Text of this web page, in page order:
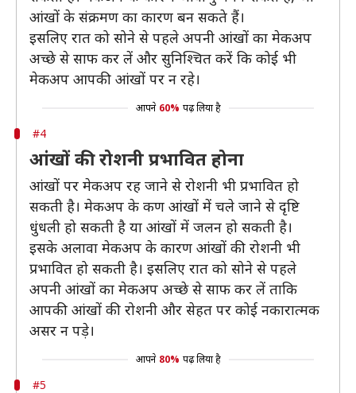
आंखों के संक्रमण का कारण बन सकते हैं।
इसलिए रात को सोने से पहले अपनी आंखों का मेकअप
अच्छे से साफ कर लें और सुनिश्चित करें कि कोई भी
मेकअप आपकी आंखों पर न रहे।
आपने 60% पढ़ लिया है
#4
आंखों की रोशनी प्रभावित होना
आंखों पर मेकअप रह जाने से रोशनी भी प्रभावित हो
सकती है। मेकअप के कण आंखों में चले जाने से दृष्टि
धुंधली हो सकती है या आंखों में जलन हो सकती है।
इसके अलावा मेकअप के कारण आंखों की रोशनी भी
प्रभावित हो सकती है। इसलिए रात को सोने से पहले
अपनी आंखों का मेकअप अच्छे से साफ कर लें ताकि
आपकी आंखों की रोशनी और सेहत पर कोई नकारात्मक
असर न पड़े।
आपने 80% पढ़ लिया है
#5